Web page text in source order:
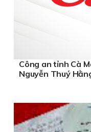
Công an tỉnh Cà
Nguyễn Thuý